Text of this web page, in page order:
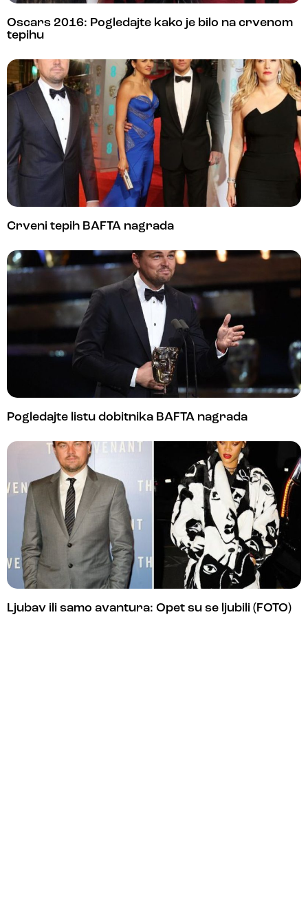
Oscars 2016: Pogledajte kako je bilo na crvenom
tepihu
Crveni tepih BAFTA nagrada
Pogledajte listu dobitnika BAFTA nagrada
Ljubav ili samo avantura: Opet su se ljubili (FOTO)